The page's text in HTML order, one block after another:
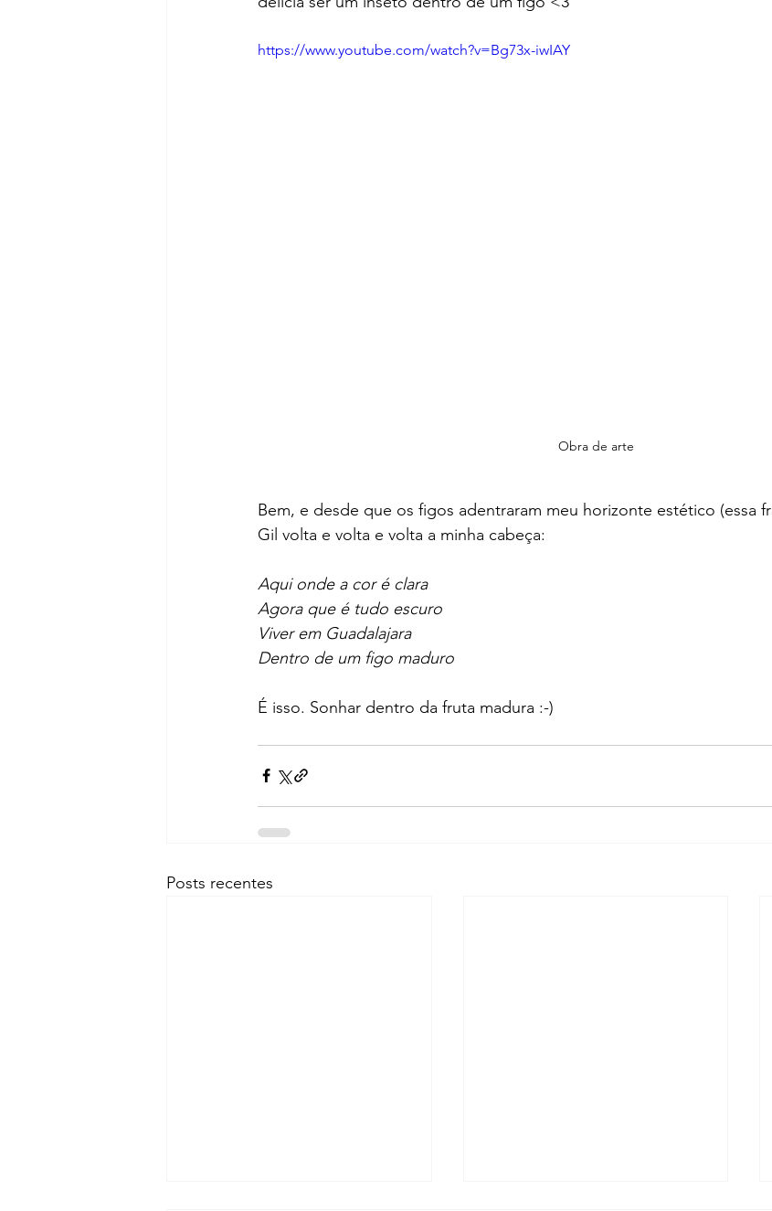
https://www.youtube.com/watch?v=Bg73x-iwIAY
Obra de arte
Bem, e desde que os figos adentraram meu horizonte estético (essa
Gil volta e volta e volta a minha cabeça:
Aqui onde a cor é clara
Agora que é tudo escuro
Viver em Guadalajara
Dentro de um figo maduro
É isso. Sonhar dentro da fruta madura :-)
Posts recentes